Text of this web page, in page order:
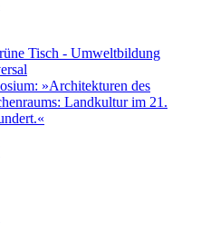
Tisch - Umweltbildung
»Architekturen des
Landkultur im 21.